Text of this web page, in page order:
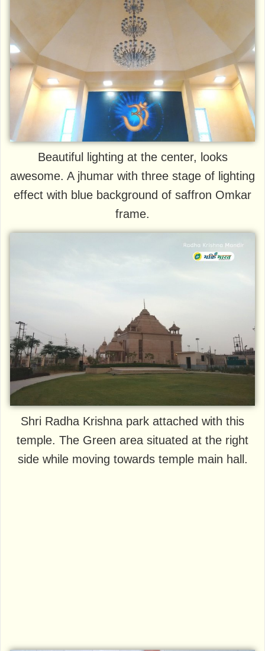
Beautiful lighting at the center, looks
awesome. A jhumar with three stage of lighting
effect with blue background of saffron Omkar
frame.
Shri Radha Krishna park attached with this
temple. The Green area situated at the right
side while moving towards temple main hall.